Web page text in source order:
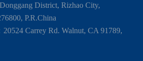
District, Rizhao City,
P.R.China
Carrey Rd. Walnut, CA 91789,